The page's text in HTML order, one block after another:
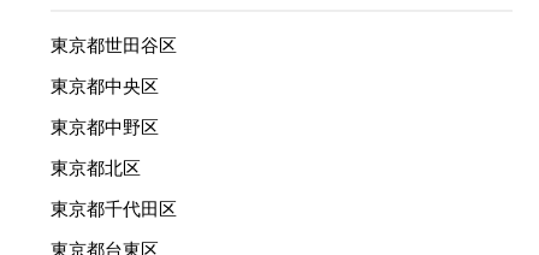
東京都世田谷区
東京都中央区
東京都中野区
東京都北区
東京都千代田区
東京都台東区